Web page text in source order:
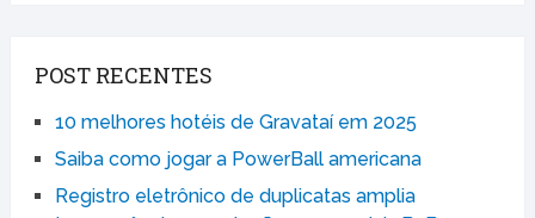
POST RECENTES
10 melhores hotéis de Gravataí em 2025
Saiba como jogar a PowerBall americana
Registro eletrônico de duplicatas amplia